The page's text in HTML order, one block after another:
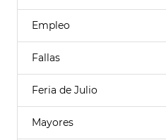
Empleo
Fallas
Feria de Julio
Mayores